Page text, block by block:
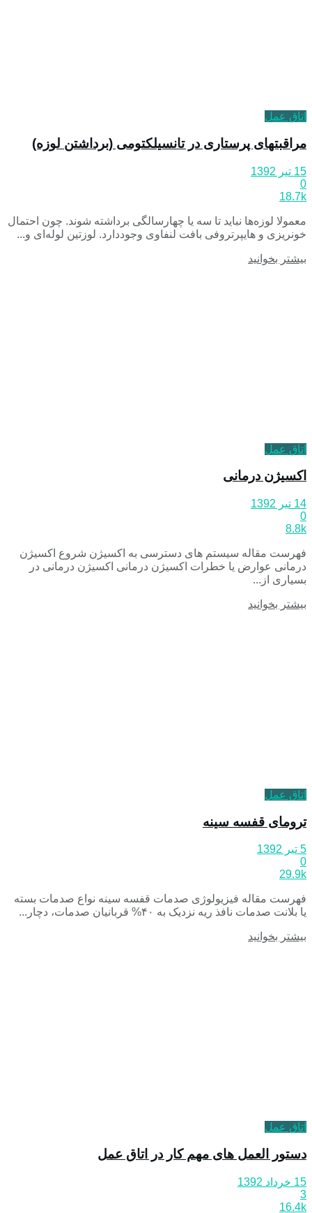
اتاق عمل
مراقبتهای پرستاری در تانسیلکتومی (برداشتن لوزه)
15 تیر 1392
0
18.7k
معمولا لوزه‌ها نباید تا سه یا چهارسالگی برداشته شوند. چون احتمال
خونریزی و هایپرتروفی بافت لنفاوی وجوددارد. لوزتین لوله‌ای و...
بیشتر بخوانید
اتاق عمل
اکسیژن درمانی
14 تیر 1392
0
8.8k
فهرست مقاله سیستم های دسترسی به اکسیژن شروع اکسیژن
درمانی عوارض یا خطرات اکسیژن درمانی اکسیژن درمانی در
بسیاری از...
بیشتر بخوانید
اتاق عمل
ترومای قفسه سينه
5 تیر 1392
0
29.9k
فهرست مقاله فیزیولوژی صدمات قفسه سینه نواع صدمات بسته
یا بلانت صدمات نافذ ریه نزدیک به ۴۰% قربانیان صدمات، دچار...
بیشتر بخوانید
اتاق عمل
دستور العمل های مهم کار در اتاق عمل
15 خرداد 1392
3
16.4k